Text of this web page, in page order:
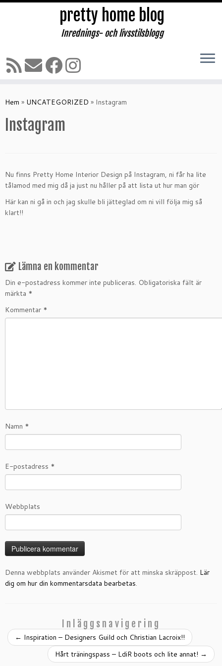
till
pretty home blog
Inrednings- och livsstilsblogg
Hem » UNCATEGORIZED » Instagram
Instagram
Nu finns Pretty Home Interior Design på Instagram, ni får ha lite
tålamod med mig då ja just nu håller på att lista ut hur man gör
Här kan ni gå in och jag skulle bli jätteglad om ni vill följa mig så
klart!!
Lämna en kommentar
Din e-postadress kommer inte publiceras. Obligatoriska fält är
märkta *
Kommentar *
Namn *
E-postadress *
Webbplats
Denna webbplats använder Akismet för att minska skräppost. Lär
dig om hur din kommentarsdata bearbetas.
Inläggsnavigering
← Inspiration – Designers Guild och Christian Lacroix!!
Hårt träningspass – LdiR boots och lite annat! →